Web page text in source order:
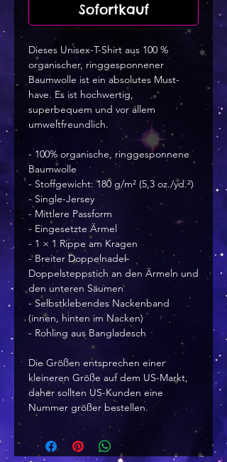
Sofortkauf
Dieses Unisex-T-Shirt aus 100 %
organischer, ringgesponnener
Baumwolle ist ein absolutes Must-
have. Es ist hochwertig,
superbequem und vor allem
umweltfreundlich.
- 100% organische, ringgesponnene
Baumwolle
- Stoffgewicht: 180 g/m² (5,3 oz./yd.²)
- Single-Jersey
- Mittlere Passform
- Eingesetzte Ärmel
- 1 × 1 Rippe am Kragen
- Breiter Doppelnadel-
Doppelsteppstich an den Ärmeln und
den unteren Säumen
- Selbstklebendes Nackenband
(innen, hinten im Nacken)
- Rohling aus Bangladesch
Die Größen entsprechen einer
kleineren Größe auf dem US-Markt,
daher sollten US-Kunden eine
Nummer größer bestellen.